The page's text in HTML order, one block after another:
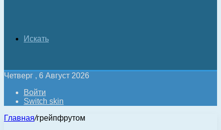
Искать
Четверг , 6 Август 2026
Войти
Switch skin
Главная/грейпфрутом